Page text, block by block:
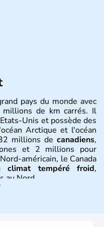
pays du monde avec
de km carrés. Il
Unis et possède des
Arctique et l'océan
millions de canadiens,
et 2 millions pour
américain, le Canada
climat tempéré froid,
au Nord.